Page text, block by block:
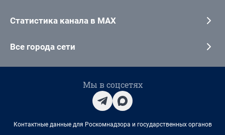
Статистика канала в MAX
Все города сети
Мы в соцсетях
Контактные данные для Роскомнадзора и государственных органов